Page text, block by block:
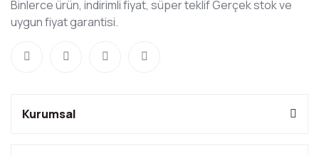
Binlerce ürün, indirimli fiyat, süper teklif Gerçek stok ve
uygun fiyat garantisi.
Kurumsal